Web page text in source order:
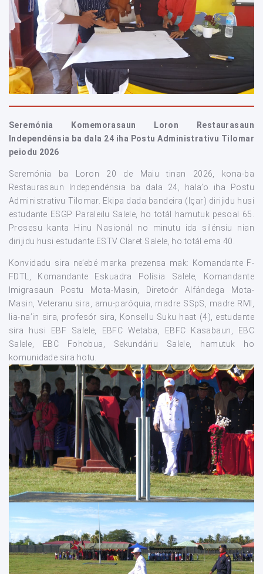
Seremónia Komemorasaun Loron Restaurasaun
Independénsia ba dala 24 iha Postu Administrativu Tilomar
peiodu 2026
Seremónia ba Loron 20 de Maiu tinan 2026, kona-ba
Restaurasaun Independénsia ba dala 24, hala’o iha Postu
Administrativu Tilomar. Ekipa dada bandeira (Içar) dirijidu husi
estudante ESGP Paraleilu Salele, ho totál hamutuk pesoal 65.
Prosesu kanta Hinu Nasionál no minutu ida silénsiu nian
dirijidu husi estudante ESTV Claret Salele, ho totál ema 40.
Konvidadu sira ne’ebé marka prezensa mak: Komandante F-
FDTL, Komandante Eskuadra Polísia Salele, Komandante
Imigrasaun Postu Mota-Masin, Diretoór Alfándega Mota-
Masin, Veteranu sira, amu-paróquia, madre SSpS, madre RMI,
lia-na’in sira, profesór sira, Konsellu Suku haat (4), estudante
sira husi EBF Salele, EBFC Wetaba, EBFC Kasabaun, EBC
Salele, EBC Fohobua, Sekundáriu Salele, hamutuk ho
komunidade sira hotu.